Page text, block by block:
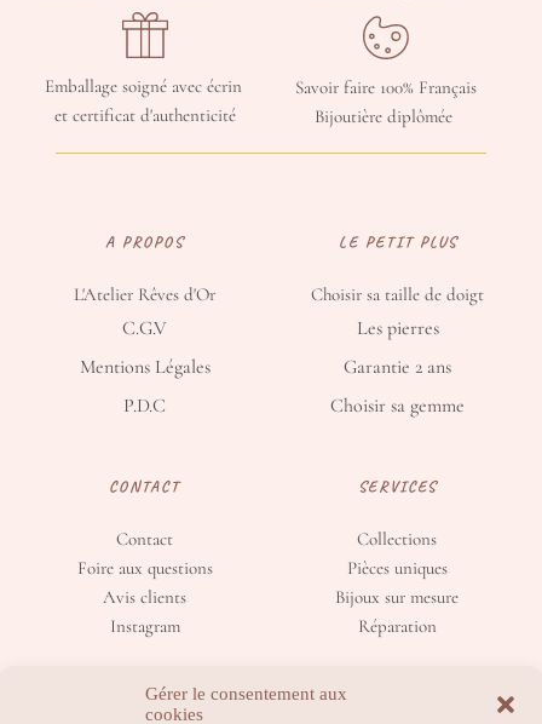
Gérer le consentement aux
cookies
Emballage soigné avec écrin
et certificat d'authenticité
Savoir faire 100% Français
Bijoutière diplômée
A PROPOS
L'Atelier Rêves d'Or
C.G.V
Mentions Légales
P.D.C
LE PETIT PLUS
Choisir sa taille de doigt
Les pierres
Garantie 2 ans
Choisir sa gemme
CONTACT
Contact
Foire aux questions
Avis clients
Instagram
SERVICES
Collections
Pièces uniques
Bijoux sur mesure
Réparation